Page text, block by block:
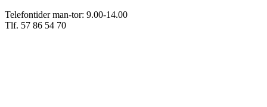
Telefontider man-tor: 9.00-14.00
Tlf. 57 86 54 70